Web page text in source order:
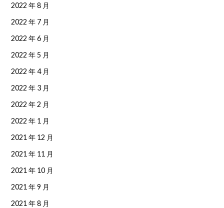
2022 年 8 月
2022 年 7 月
2022 年 6 月
2022 年 5 月
2022 年 4 月
2022 年 3 月
2022 年 2 月
2022 年 1 月
2021 年 12 月
2021 年 11 月
2021 年 10 月
2021 年 9 月
2021 年 8 月